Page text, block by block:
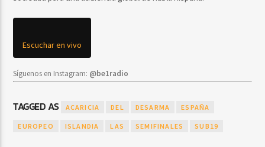
Escuchar en vivo
Síguenos en Instagram: @be1radio
TAGGED AS ACARICIA DEL DESARMA ESPAÑA
EUROPEO ISLANDIA LAS SEMIFINALES SUB19